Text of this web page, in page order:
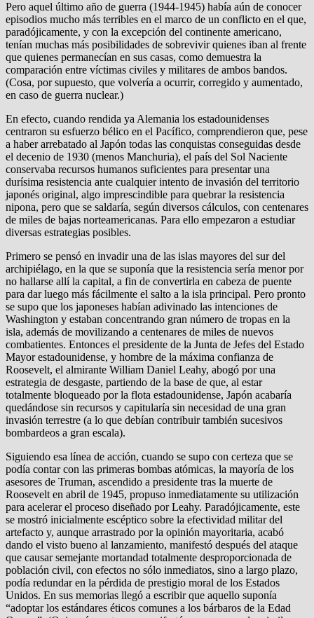
Pero aquel último año de guerra (1944-1945) había aún de conocer
episodios mucho más terribles en el marco de un conflicto en el que,
paradójicamente, y con la excepción del continente americano,
tenían muchas más posibilidades de sobrevivir quienes iban al frente
que quienes permanecían en sus casas, como demuestra la
comparación entre víctimas civiles y militares de ambos bandos.
(Cosa, por supuesto, que volvería a ocurrir, corregido y aumentado,
en caso de guerra nuclear.)
En efecto, cuando rendida ya Alemania los estadounidenses
centraron su esfuerzo bélico en el Pacífico, comprendieron que, pese
a haber arrebatado al Japón todas las conquistas conseguidas desde
el decenio de 1930 (menos Manchuria), el país del Sol Naciente
conservaba recursos humanos suficientes para presentar una
durísima resistencia ante cualquier intento de invasión del territorio
japonés original, algo imprescindible para quebrar la resistencia
nipona, pero que se saldaría, según diversos cálculos, con centenares
de miles de bajas norteamericanas. Para ello empezaron a estudiar
diversas estrategias posibles.
Primero se pensó en invadir una de las islas mayores del sur del
archipiélago, en la que se suponía que la resistencia sería menor por
no hallarse allí la capital, a fin de convertirla en cabeza de puente
para dar luego más fácilmente el salto a la isla principal. Pero pronto
se supo que los japoneses habían adivinado las intenciones de
Washington y estaban concentrando gran número de tropas en la
isla, además de movilizando a centenares de miles de nuevos
combatientes. Entonces el presidente de la Junta de Jefes del Estado
Mayor estadounidense, y hombre de la máxima confianza de
Roosevelt, el almirante William Daniel Leahy, abogó por una
estrategia de desgaste, partiendo de la base de que, al estar
totalmente bloqueado por la flota estadounidense, Japón acabaría
quedándose sin recursos y capitularía sin necesidad de una gran
invasión terrestre (a lo que debían contribuir también sucesivos
bombardeos a gran escala).
Siguiendo esa línea de acción, cuando se supo con certeza que se
podía contar con las primeras bombas atómicas, la mayoría de los
asesores de Truman, ascendido a presidente tras la muerte de
Roosevelt en abril de 1945, propuso inmediatamente su utilización
para acelerar el proceso diseñado por Leahy. Paradójicamente, este
se mostró inicialmente escéptico sobre la efectividad militar del
artefacto y, aunque arrastrado por la opinión mayoritaria, acabó
dando el visto bueno al lanzamiento, manifestó después del ataque
que causar semejante mortandad totalmente desproporcionada de
población civil, con efectos no sólo inmediatos, sino a largo plazo,
podía redundar en la pérdida de prestigio moral de los Estados
Unidos. En sus memorias llegó a escribir que aquello suponía
“adoptar los estándares éticos comunes a los bárbaros de la Edad